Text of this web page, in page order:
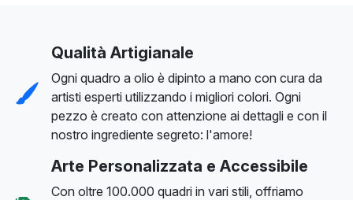
Qualità Artigianale
Ogni quadro a olio è dipinto a mano con cura da
artisti esperti utilizzando i migliori colori. Ogni
pezzo è creato con attenzione ai dettagli e con il
nostro ingrediente segreto: l'amore!
Arte Personalizzata e Accessibile
Con oltre 100.000 quadri in vari stili, offriamo